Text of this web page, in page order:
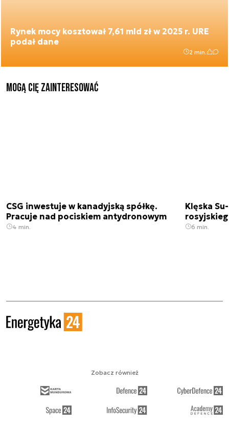
Rynek mocy kosztował 7,61 mld zł w 2025 r. URE
podał dane
2 min.
Mogą Cię zainteresować
CSG inwestuje w kanadyjską spółkę.
Pracuje nad pociskiem antydronowym
4 min.
Klęska
6 min.
Zobacz również